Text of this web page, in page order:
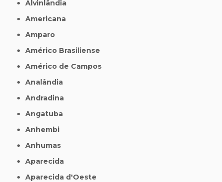
Alvinlândia
Americana
Amparo
Américo Brasiliense
Américo de Campos
Analândia
Andradina
Angatuba
Anhembi
Anhumas
Aparecida
Aparecida d'Oeste